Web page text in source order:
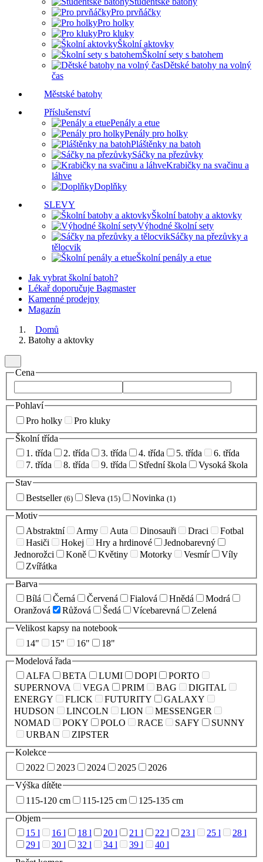
Pro prvňáčky
Pro holky
Pro kluky
Školní aktovky
Školní sety s batohem
Dětské batohy na volný
čas
Městské batohy
Příslušenství
Penály a etue
Penály pro holky
Pláštěnky na batoh
Sáčky na přezůvky
Krabičky na svačinu a
láhve
Doplňky
SLEVY
Školní batohy a aktovky
Výhodné školní sety
Sáčky na přezůvky a
tělocvik
Školní penály a etue
Jak vybrat školní batoh?
Lékař doporučuje Bagmaster
Kamenné prodejny
Magazín
Domů
Batohy a aktovky
Cena
Pohlaví
Pro holky
Pro kluky
Školní třída
1. třída
2. třída 3. třída 4. třída 5. třída
6. třída
7. třída
8. třída 9. třída Střední škola
Vysoká škola
Stav
Bestseller (6) Sleva (15) Novinka (1)
Motiv
Abstraktní
Army Auta Dinosauři Draci
Fotbal
Hasiči
Hokej Hry a hrdinové
Jednobarevný
Jednorožci
Koně Květiny Motorky Vesmír
Víly
Zvířátka
Barva
Bílá
Černá Červená Fialová Hnědá
Modrá
Oranžová
Růžová Šedá Vícebarevná
Zelená
Velikost kapsy na notebook
14"
15" 16"
18"
Modelová řada
ALFA
BETA LUMI DOPI
PORTO
SUPERNOVA
VEGA PRIM BAG
DIGITAL
ENERGY
FLICK FUTURITY
GALAXY
HUDSON
LINCOLN LION
MESSENGER
NOMAD
POKY POLO RACE SAFY
SUNNY
URBAN
ZIPSTER
Kolekce
2022
2023 2024 2025
2026
Výška dítěte
115-120 cm
115-125 cm
125-135 cm
Objem
15 l
16 l 18 l 20 l 21 l 22 l 23 l 25 l
28 l
29 l
30 l 32 l 34 l 39 l
40 l